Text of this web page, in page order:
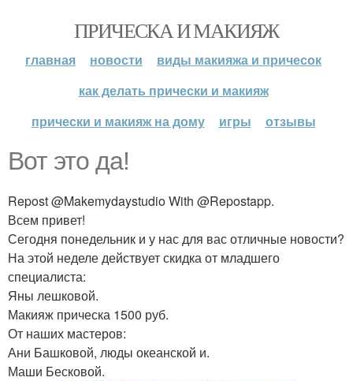
ПРИЧЕСКА И МАКИЯЖ
главная новости
виды макияжа и причесок
как делать прически и макияж
прически и макияж на дому
игры отзывы
Вот это да!
Repost @Makemydaystudio With @Repostapp.
Всем привет!
Сегодня понедельник и у нас для вас отличные новости?
На этой неделе действует скидка от младшего
специалиста:
Яны лешковой.
Макияж прическа 1500 руб.
От наших мастеров:
Ани Башковой, люды океанской и.
Маши Бесковой.